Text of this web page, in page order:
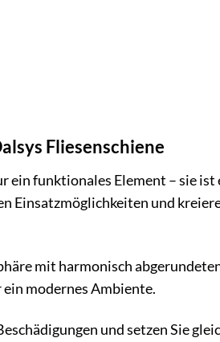
Fliesenschiene
ein funktionales Element – sie
und
mit harmonisch
modernes Ambiente.
und setzen Sie